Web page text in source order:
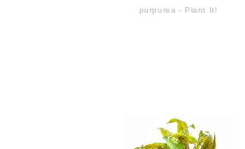
purpurea - Plant It!